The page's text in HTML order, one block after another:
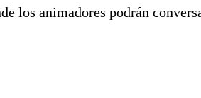
los animadores podrán